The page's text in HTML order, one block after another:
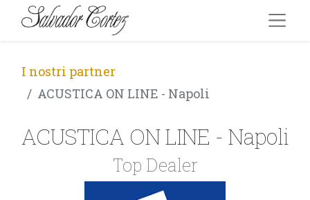
I nostri partner
ACUSTICA ON LINE - Napoli
ACUSTICA ON LINE - Napoli
Top Dealer